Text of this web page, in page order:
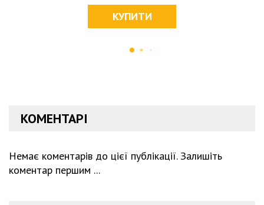
КУПИТИ
КОМЕНТАРІ
Немає коментарів до цієї публікації. Залишіть
коментар першим ...